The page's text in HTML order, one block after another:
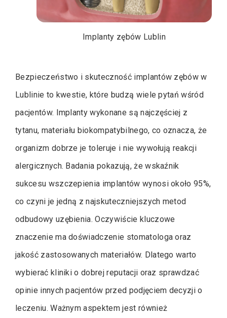
Implanty zębów Lublin
Bezpieczeństwo i skuteczność implantów zębów w
Lublinie to kwestie, które budzą wiele pytań wśród
pacjentów. Implanty wykonane są najczęściej z
tytanu, materiału biokompatybilnego, co oznacza, że
organizm dobrze je toleruje i nie wywołują reakcji
alergicznych. Badania pokazują, że wskaźnik
sukcesu wszczepienia implantów wynosi około 95%,
co czyni je jedną z najskuteczniejszych metod
odbudowy uzębienia. Oczywiście kluczowe
znaczenie ma doświadczenie stomatologa oraz
jakość zastosowanych materiałów. Dlatego warto
wybierać kliniki o dobrej reputacji oraz sprawdzać
opinie innych pacjentów przed podjęciem decyzji o
leczeniu. Ważnym aspektem jest również